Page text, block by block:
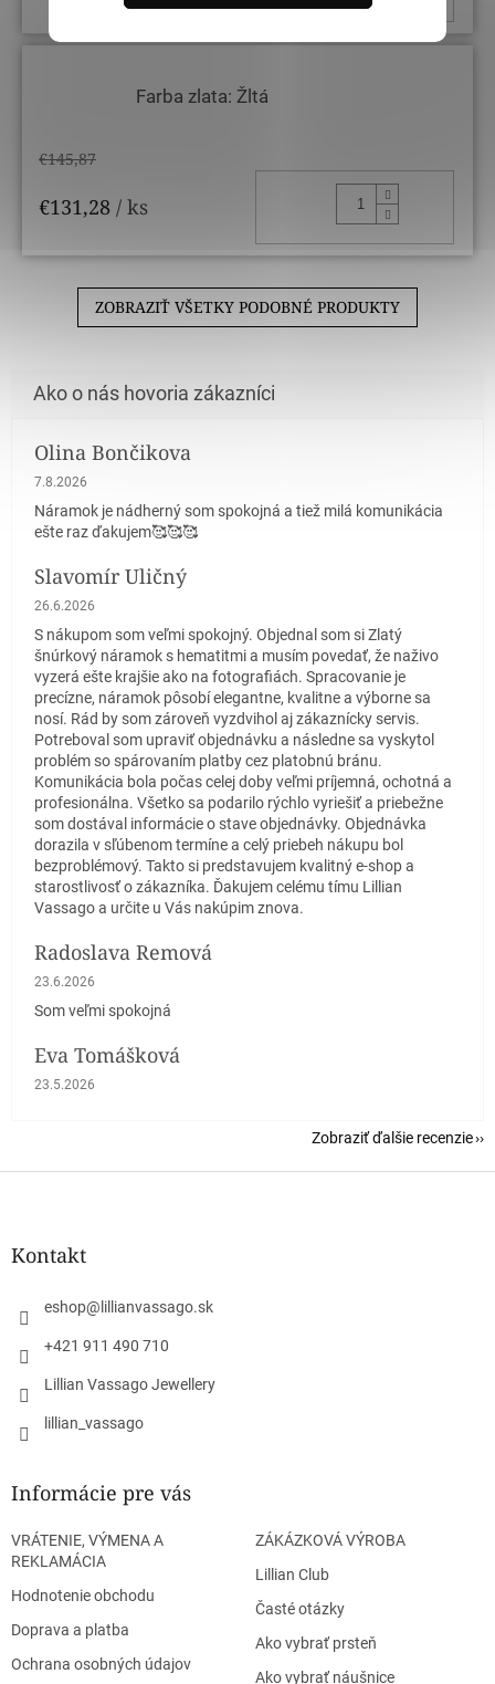
Farba zlata: Žltá
€145,87
€131,28 / ks
ZOBRAZIŤ VŠETKY PODOBNÉ PRODUKTY
Olina Bončikova
Hodnotenie obchodu je 5 z 5 hviezdičiek.
7.8.2026
Náramok je nádherný som spokojná a tiež milá komunikácia
ešte raz ďakujem🥰🥰🥰
Slavomír Uličný
Hodnotenie obchodu je 5 z 5 hviezdičiek.
26.6.2026
S nákupom som veľmi spokojný. Objednal som si Zlatý
šnúrkový náramok s hematitmi a musím povedať, že naživo
vyzerá ešte krajšie ako na fotografiách. Spracovanie je
precízne, náramok pôsobí elegantne, kvalitne a výborne sa
nosí. Rád by som zároveň vyzdvihol aj zákaznícky servis.
Potreboval som upraviť objednávku a následne sa vyskytol
problém so spárovaním platby cez platobnú bránu.
Komunikácia bola počas celej doby veľmi príjemná, ochotná a
profesionálna. Všetko sa podarilo rýchlo vyriešiť a priebežne
som dostával informácie o stave objednávky. Objednávka
dorazila v sľúbenom termíne a celý priebeh nákupu bol
bezproblémový. Takto si predstavujem kvalitný e-shop a
starostlivosť o zákazníka. Ďakujem celému tímu Lillian
Vassago a určite u Vás nakúpim znova.
Radoslava Remová
Hodnotenie obchodu je 5 z 5 hviezdičiek.
23.6.2026
Som veľmi spokojná
Eva Tomášková
Hodnotenie obchodu je 5 z 5 hviezdičiek.
23.5.2026
Zobraziť ďalšie recenzie
Z
Kontakt
eshop@lillianvassago.sk
+421 911 490 710
Lillian Vassago Jewellery
lillian_vassago
Informácie pre vás
VRÁTENIE, VÝMENA A
REKLAMÁCIA
Hodnotenie obchodu
Doprava a platba
Ochrana osobných údajov
ZÁKÁZKOVÁ VÝROBA
Lillian Club
Časté otázky
Ako vybrať prsteň
Ako vybrať náušnice